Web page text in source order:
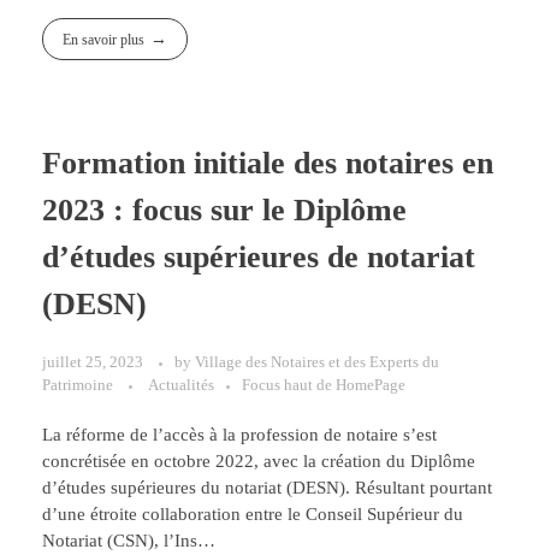
En savoir plus
Formation initiale des notaires en
2023 : focus sur le Diplôme
d’études supérieures de notariat
(DESN)
juillet 25, 2023 by Village des Notaires et des Experts du
Patrimoine
Actualités Focus haut de HomePage
La réforme de l’accès à la profession de notaire s’est
concrétisée en octobre 2022, avec la création du Diplôme
d’études supérieures du notariat (DESN). Résultant pourtant
d’une étroite collaboration entre le Conseil Supérieur du
Notariat (CSN), l’Ins…